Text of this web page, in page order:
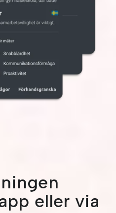
eller via